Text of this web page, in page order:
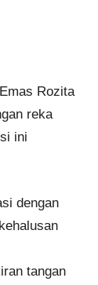
Rozita
reka
ini
dengan
tangan